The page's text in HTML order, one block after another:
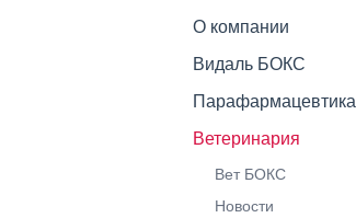
О компании
Видаль БОКС
Парафармацевтика
Ветеринария
Вет БОКС
Новости